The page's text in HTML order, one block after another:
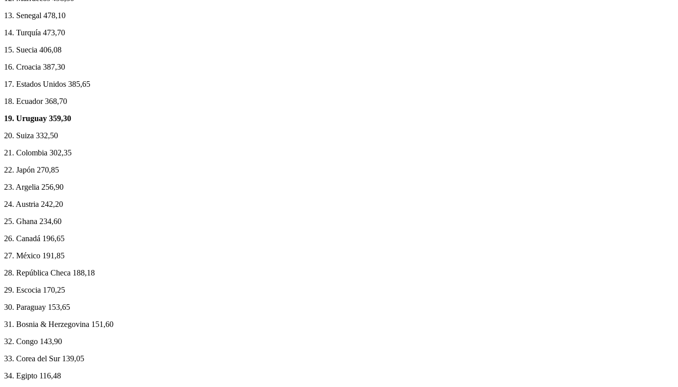
13. Senegal 478,10
14. Turquía 473,70
15. Suecia 406,08
16. Croacia 387,30
17. Estados Unidos 385,65
18. Ecuador 368,70
19. Uruguay 359,30
20. Suiza 332,50
21. Colombia 302,35
22. Japón 270,85
23. Argelia 256,90
24. Austria 242,20
25. Ghana 234,60
26. Canadá 196,65
27. México 191,85
28. República Checa 188,18
29. Escocia 170,25
30. Paraguay 153,65
31. Bosnia & Herzegovina 151,60
32. Congo 143,90
33. Corea del Sur 139,05
34. Egipto 116,48